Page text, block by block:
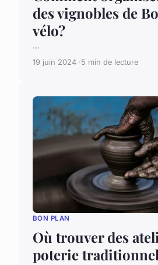
des vignobles de
vélo?
...
19 juin 2024 5 min de lecture
BON PLAN
Où trouver des
poterie